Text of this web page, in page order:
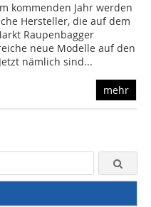
kommenden Jahr werden
Hersteller, die auf dem
Raupenbagger
neue Modelle auf den
nämlich sind...
mehr